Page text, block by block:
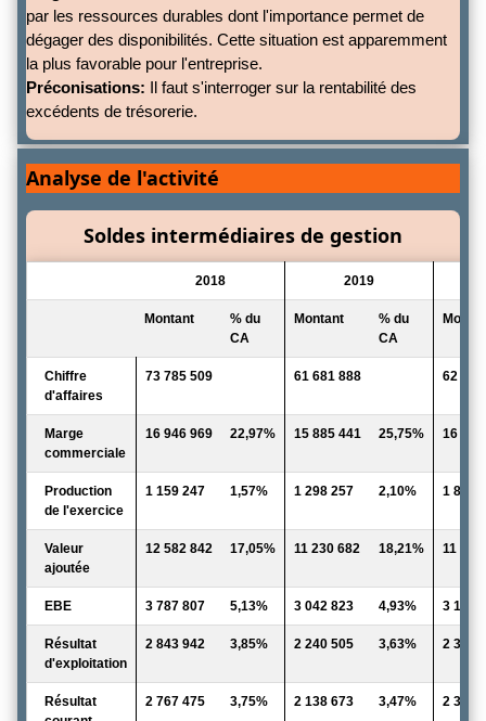
par les ressources durables dont l'importance permet de
dégager des disponibilités. Cette situation est apparemment
la plus favorable pour l'entreprise.
Préconisations: Il faut s'interroger sur la rentabilité des
excédents de trésorerie.
Analyse de l'activité
Soldes intermédiaires de gestion
2018 2019
Montant
% du
CA
Montant
% du
CA
Chiffre
d'affaires
73 785 509 61 681 888 62
Marge
commerciale
16 946 969 22,97% 15 885 441 25,75% 16
Production
de l'exercice
1 159 247 1,57% 1 298 257 2,10% 1 859
Valeur
ajoutée
12 582 842 17,05% 11 230 682 18,21% 11 752
EBE 3 787 807 5,13% 3 042 823 4,93% 3 135
Résultat
d'exploitation
2 843 942 3,85% 2 240 505 3,63% 2 361
Résultat
2 767 475 3,75% 2 138 673 3,47% 2 329